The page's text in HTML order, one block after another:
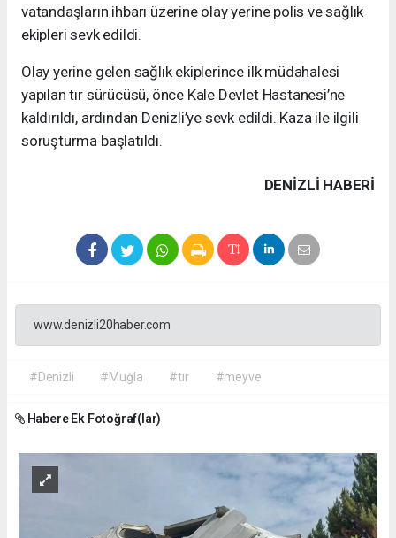
vatandaşların ihbarı üzerine olay yerine polis ve sağlık
ekipleri sevk edildi.
Olay yerine gelen sağlık ekiplerince ilk müdahalesi
yapılan tır sürücüsü, önce Kale Devlet Hastanesi’ne
kaldırıldı, ardından Denizli’ye sevk edildi. Kaza ile ilgili
soruşturma başlatıldı.
DENIZLI HABERİ
www.denizli20haber.com
#Denizli #Muğla #tır #meyve
Habere Ek Fotoğraf(lar)